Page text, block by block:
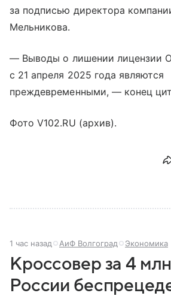
за подписью директора
Мельникова.
— Выводы о лишении лицензии
с 21 апреля 2025 года являются
преждевременными, — конец
Фото V102.RU (архив).
1 час назад АиФ Волгоград Экономика
Кроссовер за 4
России